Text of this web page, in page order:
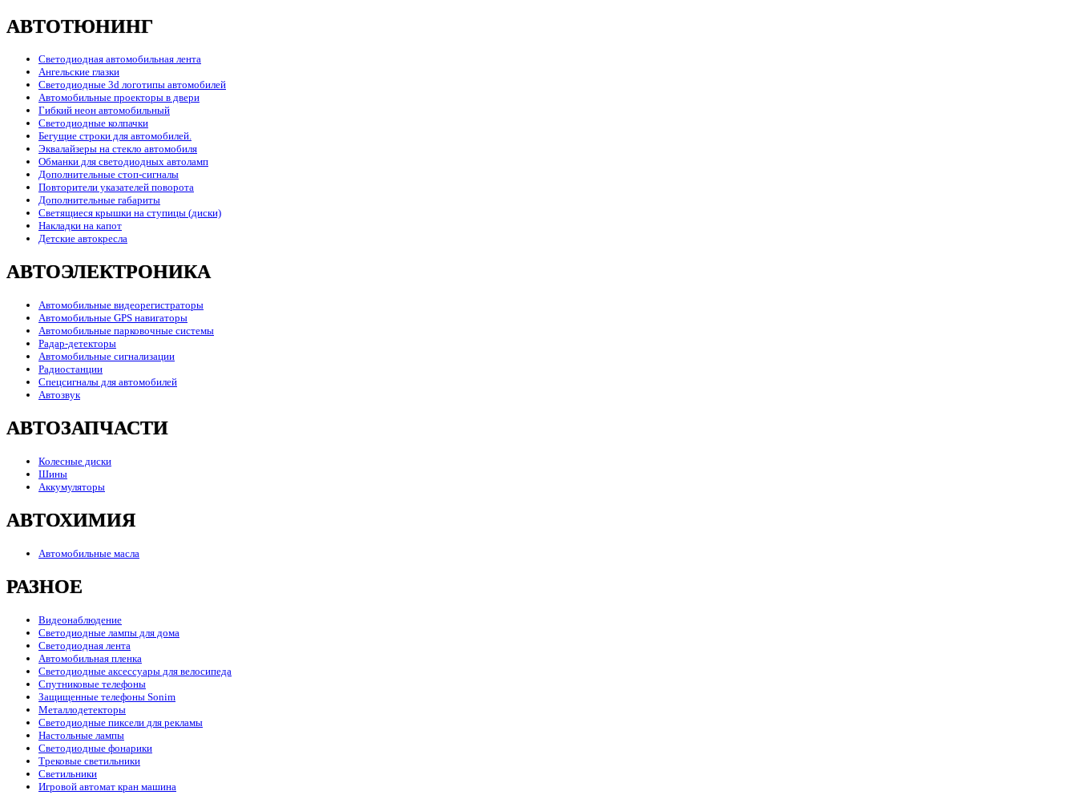
АВТОТЮНИНГ
Светодиодная автомобильная лента
Ангельские глазки
Светодиодные 3d логотипы автомобилей
Автомобильные проекторы в двери
Гибкий неон автомобильный
Светодиодные колпачки
Бегущие строки для автомобилей.
Эквалайзеры на стекло автомобиля
Обманки для светодиодных автоламп
Дополнительные стоп-сигналы
Повторители указателей поворота
Дополнительные габариты
Светящиеся крышки на ступицы (диски)
Накладки на капот
Детские автокресла
АВТОЭЛЕКТРОНИКА
Автомобильные видеорегистраторы
Автомобильные GPS навигаторы
Автомобильные парковочные системы
Радар-детекторы
Автомобильные сигнализации
Радиостанции
Спецсигналы для автомобилей
Автозвук
АВТОЗАПЧАСТИ
Колесные диски
Шины
Аккумуляторы
АВТОХИМИЯ
Автомобильные масла
РАЗНОЕ
Видеонаблюдение
Светодиодные лампы для дома
Светодиодная лента
Автомобильная пленка
Светодиодные аксессуары для велосипеда
Спутниковые телефоны
Защищенные телефоны Sonim
Металлодетекторы
Светодиодные пиксели для рекламы
Настольные лампы
Светодиодные фонарики
Трековые светильники
Светильники
Игровой автомат кран машина